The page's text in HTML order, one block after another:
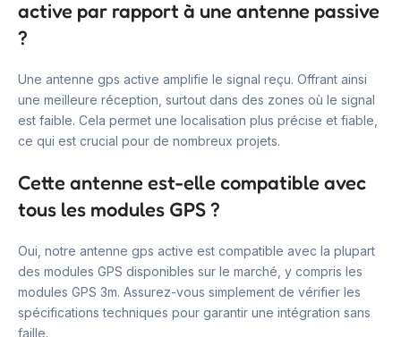
active par rapport à une antenne passive
?
Une antenne gps active amplifie le signal reçu. Offrant ainsi
une meilleure réception, surtout dans des zones où le signal
est faible. Cela permet une localisation plus précise et fiable,
ce qui est crucial pour de nombreux projets.
Cette antenne est-elle compatible avec
tous les modules GPS ?
Oui, notre antenne gps active est compatible avec la plupart
des modules GPS disponibles sur le marché, y compris les
modules GPS 3m. Assurez-vous simplement de vérifier les
spécifications techniques pour garantir une intégration sans
faille.